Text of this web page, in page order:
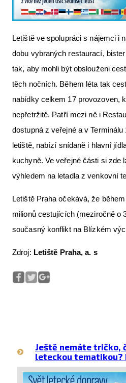
Letiště ve spolupráci s nájemci i
dobu vybraných restaurací,
tak, aby mohli být obslouženi
těch nočních. Během léta tak
nabídky celkem 17 provozoven,
nepřetržitě. Patří mezi ně i
dostupná z veřejné a v
letiště, nabízí snídaně i hlavní
kuchyně. Ve veřejné části si zde
výhledem na letadla z venkovní
Letiště Praha očekává, že
milionů cestujících (meziročně o
současný konflikt na Blízkém
Zdroj: Letiště Praha, a. s
Ještě nemáte tričko,
leteckou tematikou?